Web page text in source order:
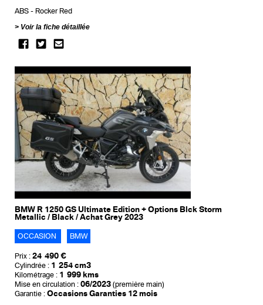
ABS
Rocker Red
Voir la fiche détaillée
BMW R 1250 GS Ultimate Edition + Options Blck Storm
Metallic / Black / Achat Grey 2023
OCCASION BMW
Prix : 24 490 €
Cylindrée : 1 254 cm3
Kilométrage : 1 999 kms
Mise en circulation : 06/2023 (première main)
Garantie : Occasions Garanties 12 mois